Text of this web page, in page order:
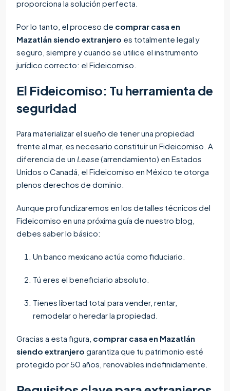
proporciona la solución perfecta.
Por lo tanto, el proceso de comprar casa en
Mazatlán siendo extranjero es totalmente legal y
seguro, siempre y cuando se utilice el instrumento
jurídico correcto: el Fideicomiso.
El Fideicomiso: Tu herramienta de
seguridad
Para materializar el sueño de tener una propiedad
frente al mar, es necesario constituir un Fideicomiso. A
diferencia de un Lease(arrendamiento) en Estados
Unidos o Canadá, el Fideicomiso en México te otorga
plenos derechos de dominio.
Aunque profundizaremos en los detalles técnicos del
Fideicomiso en una próxima guía de nuestro blog,
debes saber lo básico:
Un banco mexicano actúa como fiduciario.
Tú eres el beneficiario absoluto.
Tienes libertad total para vender, rentar,
remodelar o heredar la propiedad.
Gracias a esta figura, comprar casa en Mazatlán
siendo extranjero garantiza que tu patrimonio esté
protegido por 50 años, renovables indefinidamente.